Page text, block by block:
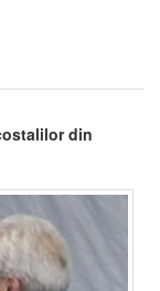
din